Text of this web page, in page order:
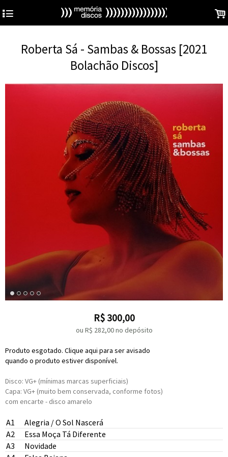
4 .
Roberta Sá - Sambas & Bossas [2021
Bolachão Discos]
R$ 300,00
ou R$ 282,00no depósito
Produto esgotado. Clique aqui para ser avisado
quando o produto estiver disponível.
Disco: VG+ (mínimas marcas superficiais)
Capa: VG+ (muito bem conservada, conforme fotos)
com encarte - disco amarelo
A1
Alegria / O Sol Nascerá
A2
Essa Moça Tá Diferente
A3
Novidade